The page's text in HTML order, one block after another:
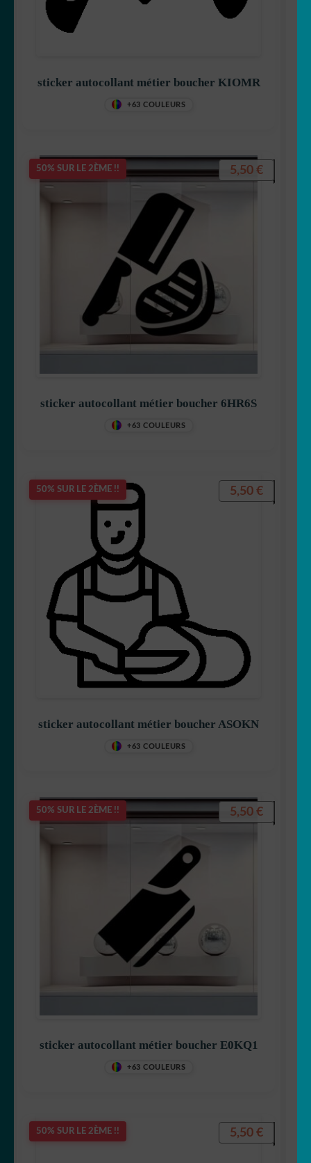
sticker autocollant métier boucher KIOMR
+63 COULEURS
50% SUR LE 2ÈME !!
sticker autocollant métier boucher 6HR6S
+63 COULEURS
5,50 €
50% SUR LE 2ÈME !!
sticker autocollant métier boucher ASOKN
+63 COULEURS
5,50 €
50% SUR LE 2ÈME !!
sticker autocollant métier boucher E0KQ1
+63 COULEURS
5,50 €
50% SUR LE 2ÈME !! 5,50 €